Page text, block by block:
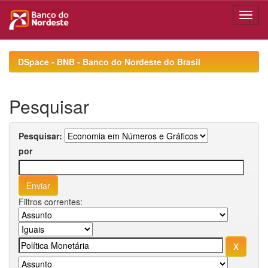
navigationDSpace - BNB - Banco do Nordeste do Brasil
Pesquisar
Pesquisar:
por
Filtros correntes: